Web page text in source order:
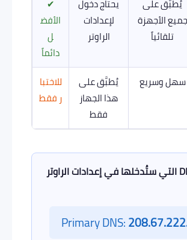
يُطبَّق على
جميع الأجهزة
تلقائياً
يحتاج دخول
لإعدادات
الراوتر
✔
الأفض
ل
دائماً
سهل وسريع
يُطبَّق على
هذا الجهاز
فقط
للاختبا
ر فقط
عناوين DNS التي ستُدخلها في إعدادات الراوتر
Primary DNS: